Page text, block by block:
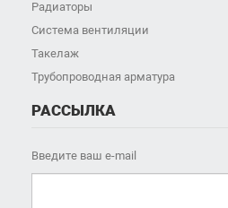
Радиаторы
Система вентиляции
Такелаж
Трубопроводная арматура
РАССЫЛКА
Введите ваш e-mail